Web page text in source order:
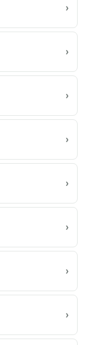
›
›
›
›
›
›
›
›